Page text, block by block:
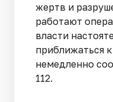
жертв и
работают
власти
приближаться
немедленно
112.